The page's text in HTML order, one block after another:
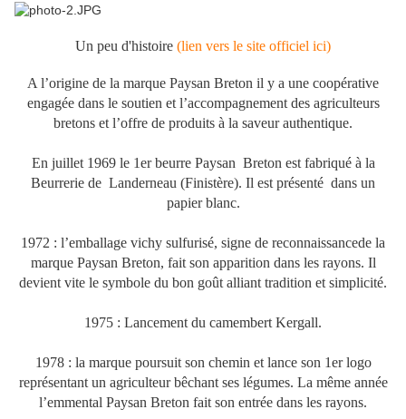
Un peu d'histoire (lien vers le site officiel ici)
A l’origine de la marque Paysan Breton il y a une coopérative
engagée dans le soutien et l’accompagnement des agriculteurs
bretons et l’offre de produits à la saveur authentique.
En juillet 1969 le 1er beurre Paysan Breton est fabriqué à la
Beurrerie de Landerneau (Finistère). Il est présenté dans un
papier blanc.
1972 : l’emballage vichy sulfurisé, signe de reconnaissancede la
marque Paysan Breton, fait son apparition dans les rayons. Il
devient vite le symbole du bon goût alliant tradition et simplicité.
1975 : Lancement du camembert Kergall.
1978 : la marque poursuit son chemin et lance son 1er logo
représentant un agriculteur bêchant ses légumes. La même année
l’emmental Paysan Breton fait son entrée dans les rayons.